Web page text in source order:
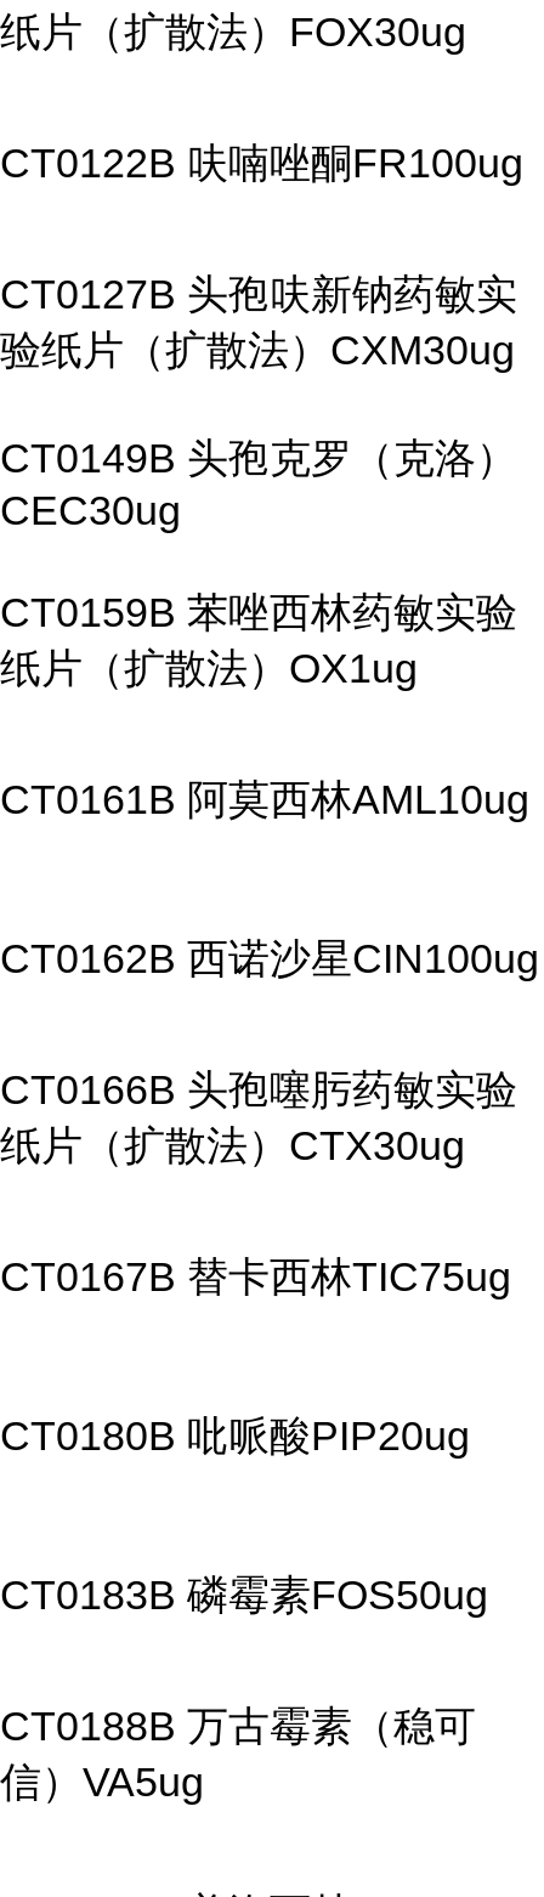
纸片（扩散法）FOX30ug
CT0122B 呋喃唑酮FR100ug
CT0127B 头孢呋新钠药敏实
验纸片（扩散法）CXM30ug
CT0149B 头孢克罗（克洛）
CEC30ug
CT0159B 苯唑西林药敏实验
纸片（扩散法）OX1ug
CT0161B 阿莫西林AML10ug
CT0162B 西诺沙星CIN100ug
CT0166B 头孢噻肟药敏实验
纸片（扩散法）CTX30ug
CT0167B 替卡西林TIC75ug
CT0180B 吡哌酸PIP20ug
CT0183B 磷霉素FOS50ug
CT0188B 万古霉素（稳可
信）VA5ug